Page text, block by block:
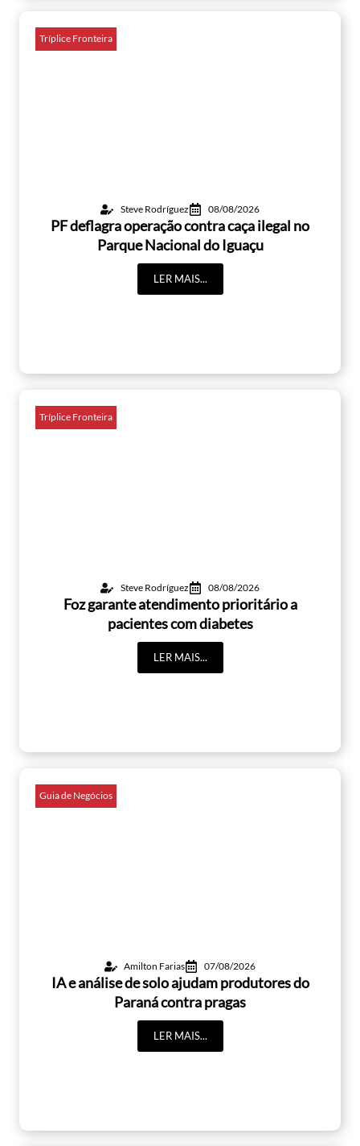
Tríplice Fronteira
Steve Rodríguez 08/08/2026
PF deflagra operação contra caça ilegal no
Parque Nacional do Iguaçu
LER MAIS...
Tríplice Fronteira
Steve Rodríguez 08/08/2026
Foz garante atendimento prioritário a
pacientes com diabetes
LER MAIS...
Guia de Negócios
Amilton Farias 07/08/2026
IA e análise de solo ajudam produtores do
Paraná contra pragas
LER MAIS...